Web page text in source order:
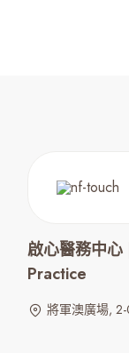
啟心醫務中
Practice
將軍澳廣場,